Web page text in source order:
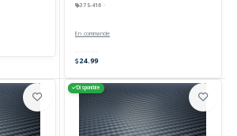
375-416 ·
En commande
24.99
Disponible